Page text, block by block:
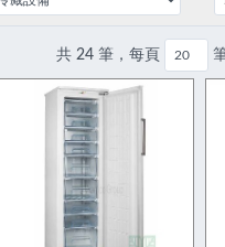
共 24 筆，每頁